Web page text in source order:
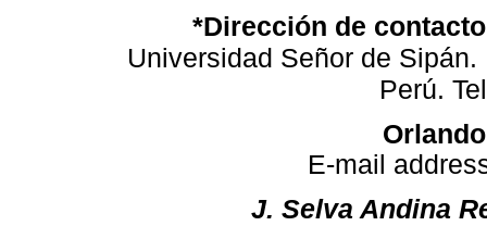
*Dirección de contacto
Universidad Señor de Sipán.
Perú.
E-mail
J. Selva Andina